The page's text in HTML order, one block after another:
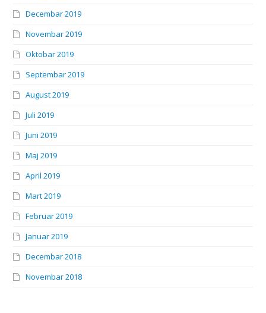
Decembar 2019
Novembar 2019
Oktobar 2019
Septembar 2019
August 2019
Juli 2019
Juni 2019
Maj 2019
April 2019
Mart 2019
Februar 2019
Januar 2019
Decembar 2018
Novembar 2018